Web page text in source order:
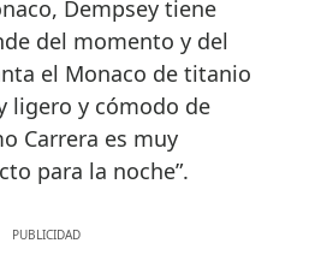
Dempsey tiene
del momento y del
el Monaco de titanio
ligero y cómodo de
Carrera es muy
para la noche”.